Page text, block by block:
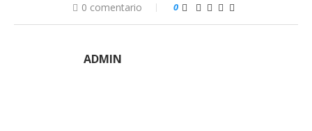
0 comentario 0
ADMIN